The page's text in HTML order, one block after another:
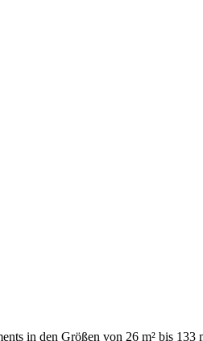
in den Größen von 26 m² bis